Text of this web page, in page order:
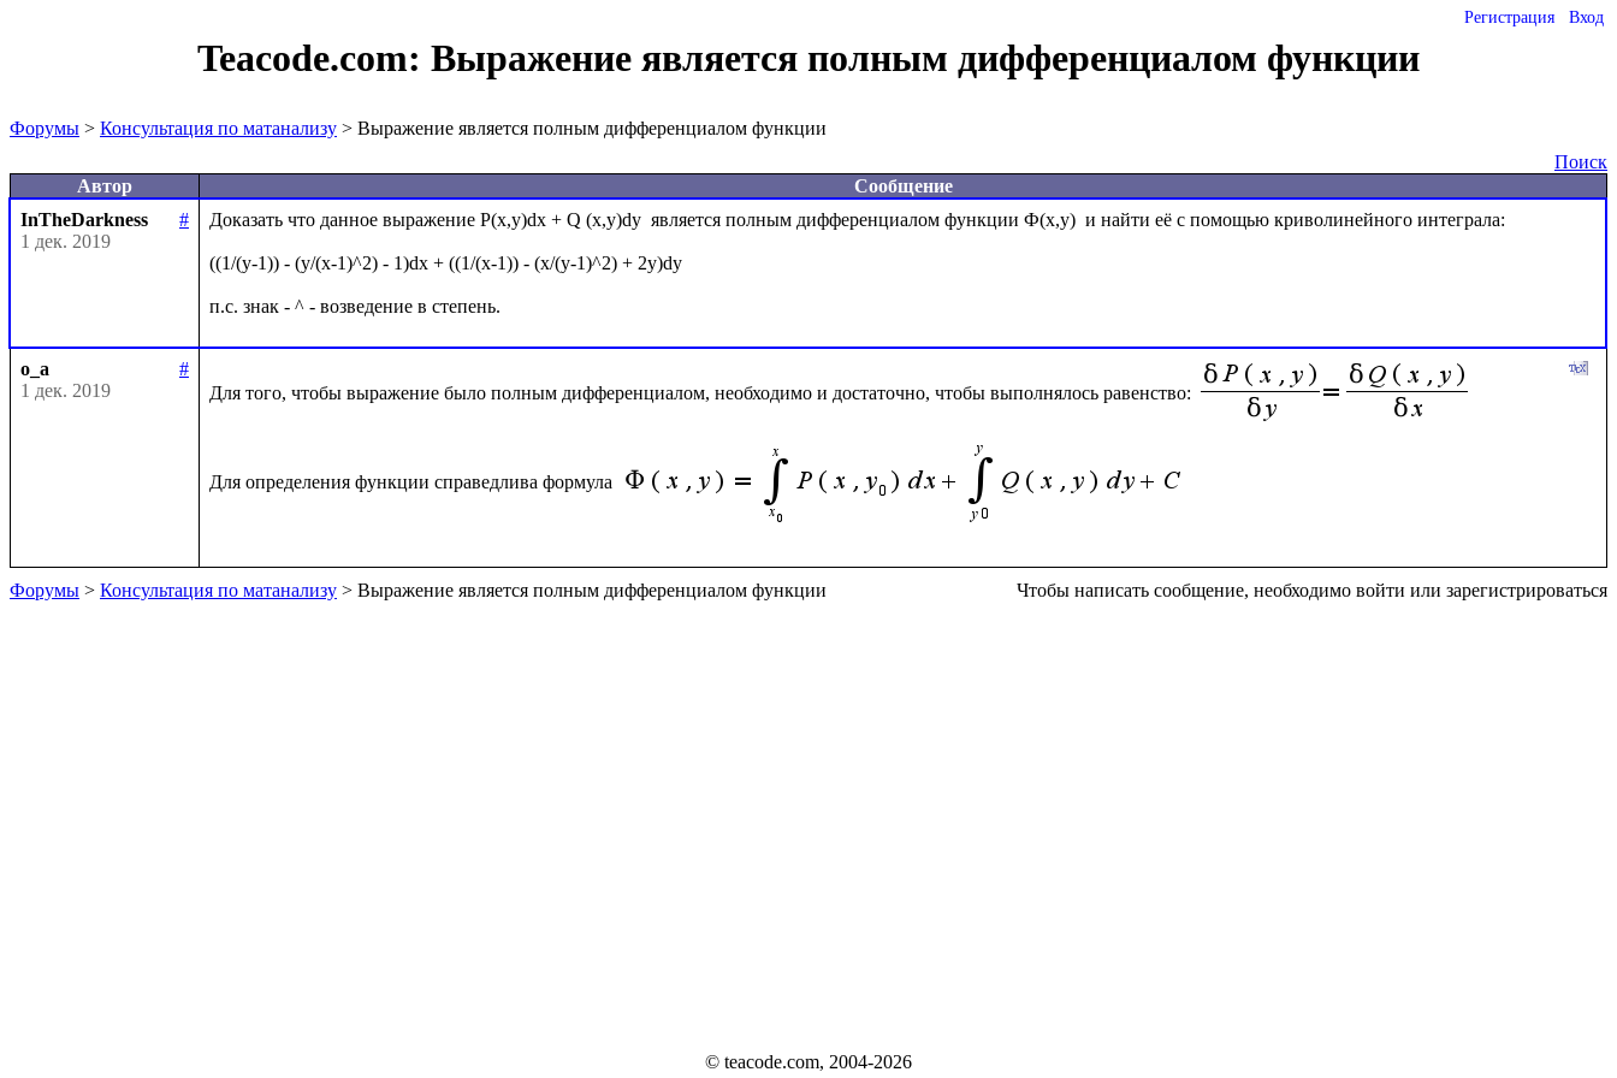
Регистрация Вход
Teacode.com: Выражение является полным дифференциалом функции
Форумы > Консультация по матанализу > Выражение является полным дифференциалом функции
Поиск
Автор
Сообщение
InTheDarkness
#
1 дек. 2019
Доказать что данное выражение P(x,y)dx + Q (x,y)dy  является полным дифференциалом функции Ф(x,y)  и найти её с помощью криволинейного интеграла:
((1/(y-1)) - (y/(x-1)^2) - 1)dx + ((1/(x-1)) - (x/(y-1)^2) + 2y)dy
o_a
#
1 дек. 2019
Для того, чтобы выражение было полным дифференциалом, необходимо и достаточно, чтобы выполнялось равенство:
Для определения функции справедлива формула
Форумы > Консультация по матанализу > Выражение является полным дифференциалом функции Чтобы написать сообщение, необходимо войти или зарегистрироваться
© teacode.com, 2004-2026